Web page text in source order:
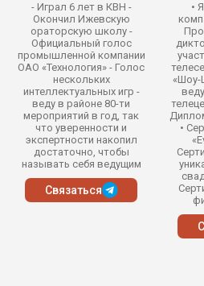
- Играл 6 лет в КВН -
Окончил Ижевскую
ораторскую школу -
Официальный голос
промышленной компании
ОАО «Технология» - Голос
нескольких
интеллектуальных игр -
веду в районе 80-ти
мероприятий в год, так
что уверенности и
экспертности накопил
достаточно, чтобы
называть себя ведущим
Связаться
•
‌«Шоу-
•